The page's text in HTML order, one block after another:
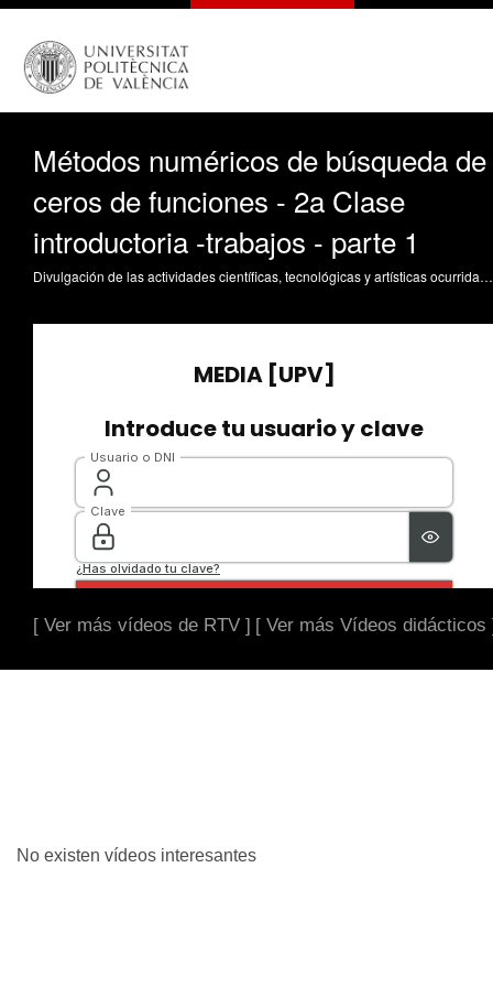
Métodos numéricos de búsqueda de
ceros de funciones - 2a Clase
introductoria -trabajos - parte 1
Divulgación de las actividades científicas, tecnológicas y artísticas ocurridas en los tres campus de la UPV
[ Ver más vídeos de RTV ] [ Ver más Vídeos didácticos
No existen vídeos interesantes